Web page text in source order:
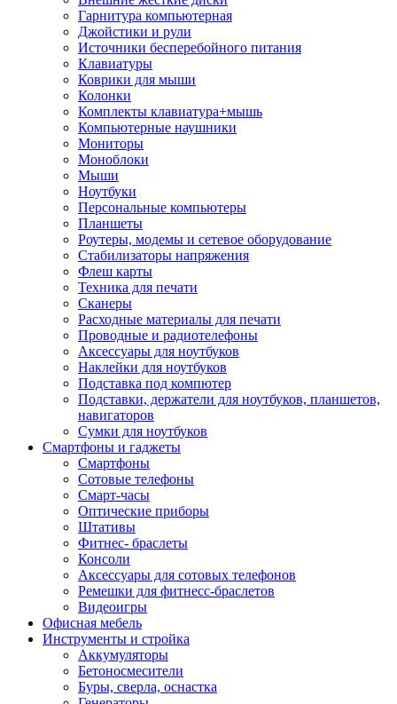
Гарнитура компьютерная
Джойстики и рули
Источники бесперебойного питания
Клавиатуры
Коврики для мыши
Колонки
Комплекты клавиатура+мышь
Компьютерные наушники
Мониторы
Моноблоки
Мыши
Ноутбуки
Персональные компьютеры
Планшеты
Роутеры, модемы и сетевое оборудование
Стабилизаторы напряжения
Флеш карты
Техника для печати
Сканеры
Расходные материалы для печати
Проводные и радиотелефоны
Аксессуары для ноутбуков
Наклейки для ноутбуков
Подставка под компютер
Подставки, держатели для ноутбуков, планшетов,
навигаторов
Сумки для ноутбуков
Смартфоны и гаджеты
Смартфоны
Сотовые телефоны
Смарт-часы
Оптические приборы
Штативы
Фитнес- браслеты
Консоли
Аксессуары для сотовых телефонов
Ремешки для фитнесс-браслетов
Видеоигры
Офисная мебель
Инструменты и стройка
Аккумуляторы
Бетоносмесители
Буры, сверла, оснастка